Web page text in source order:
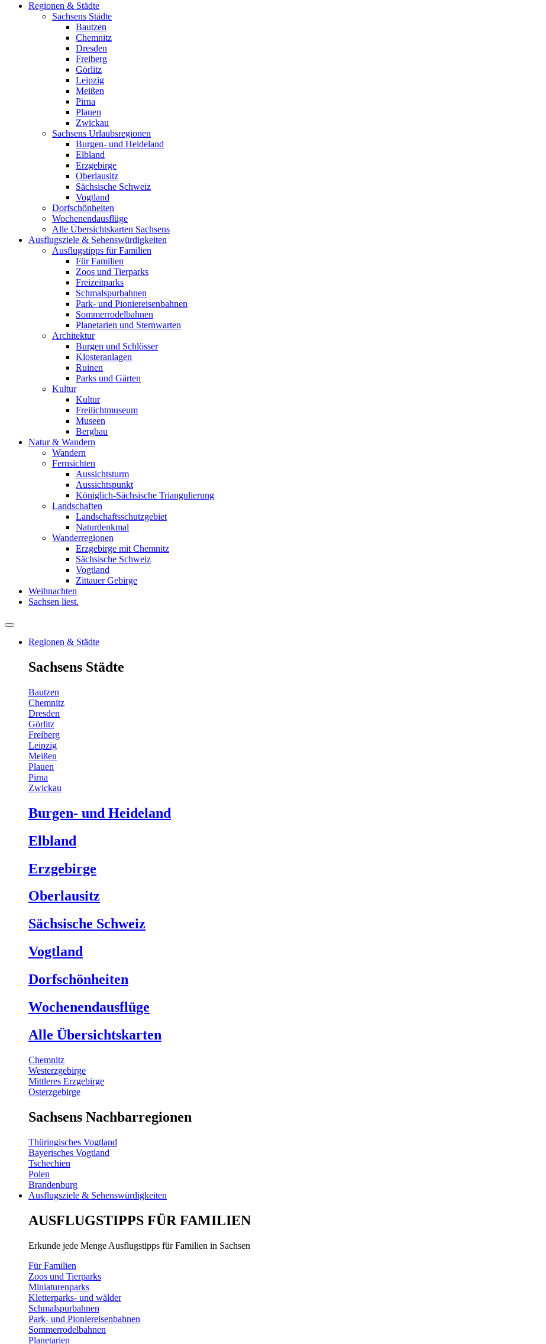
Regionen & Städte
Sachsens Städte
Bautzen
Chemnitz
Dresden
Freiberg
Görlitz
Leipzig
Meißen
Pirna
Plauen
Zwickau
Sachsens Urlaubsregionen
Burgen- und Heideland
Elbland
Erzgebirge
Oberlausitz
Sächsische Schweiz
Vogtland
Dorfschönheiten
Wochenendausflüge
Alle Übersichtskarten Sachsens
Ausflugsziele & Sehenswürdigkeiten
Ausflugstipps für Familien
Für Familien
Zoos und Tierparks
Freizeitparks
Schmalspurbahnen
Park- und Pioniereisenbahnen
Sommerrodelbahnen
Planetarien und Sternwarten
Architektur
Burgen und Schlösser
Klosteranlagen
Ruinen
Parks und Gärten
Kultur
Kultur
Freilichtmuseum
Museen
Bergbau
Natur & Wandern
Wandern
Fernsichten
Aussichtsturm
Aussichtspunkt
Königlich-Sächsische Triangulierung
Landschaften
Landschaftsschutzgebiet
Naturdenkmal
Wanderregionen
Erzgebirge mit Chemnitz
Sächsische Schweiz
Vogtland
Zittauer Gebirge
Weihnachten
Sachsen liest.
Regionen & Städte
Sachsens Städte
Bautzen
Chemnitz
Dresden
Görlitz
Freiberg
Leipzig
Meißen
Plauen
Pirna
Zwickau
Burgen- und Heideland
Elbland
Erzgebirge
Oberlausitz
Sächsische Schweiz
Vogtland
Dorfschönheiten
Wochenendausflüge
Alle Übersichtskarten
Chemnitz
Westerzgebirge
Mittleres Erzgebirge
Osterzgebirge
Sachsens Nachbarregionen
Thüringisches Vogtland
Bayerisches Vogtland
Tschechien
Polen
Brandenburg
Ausflugsziele & Sehenswürdigkeiten
AUSFLUGSTIPPS FÜR FAMILIEN
Erkunde jede Menge Ausflugstipps für Familien in Sachsen
Für Familien
Zoos und Tierparks
Miniaturenparks
Kletterparks- und wälder
Schmalspurbahnen
Park- und Pioniereisenbahnen
Sommerrodelbahnen
Planetarien